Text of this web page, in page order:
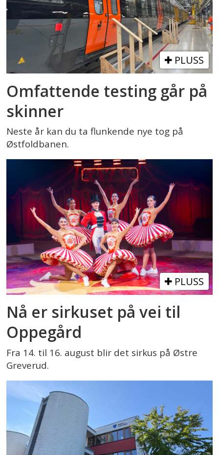
PLUSS
Omfattende testing går på
skinner
Neste år kan du ta flunkende nye tog på
Østfoldbanen.
PLUSS
Nå er sirkuset på vei til
Oppegård
Fra 14. til 16. august blir det sirkus på Østre
Greverud.